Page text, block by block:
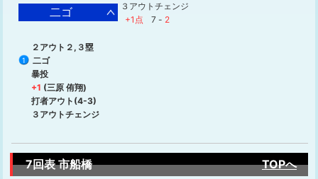
二ゴ
３アウトチェンジ
+1点
7 - 2
２アウト２,３塁
1
二ゴ
暴投
+1 (三原 侑翔)
打者アウト(4-3)
３アウトチェンジ
7回表 市船橋 TOPへ